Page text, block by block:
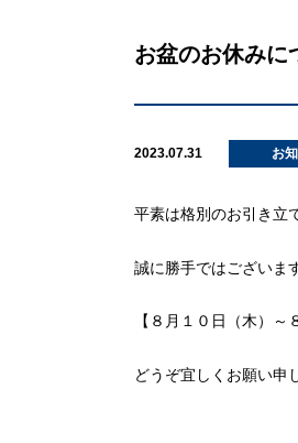
お盆のお休みに
2023.07.31 お
平素は格別のお引き立
誠に勝手ではございま
【８月１０日（木）～
どうぞ宜しくお願い申